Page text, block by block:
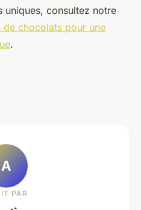
uniques, consultez notre
chocolats pour une
.
A
PAR